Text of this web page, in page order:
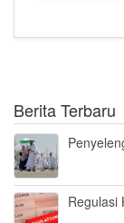
Berita Terbaru
Regulasi